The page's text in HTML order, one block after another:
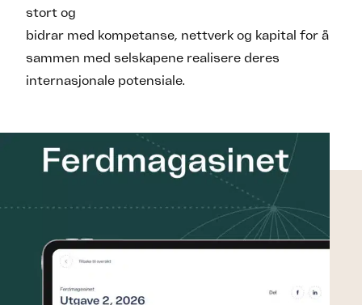
stort og
bidrar med kompetanse, nettverk og kapital for å
sammen med selskapene realisere deres
internasjonale potensiale.